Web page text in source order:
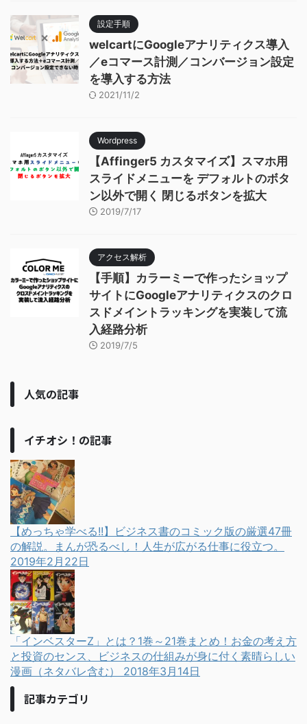
設定手順
welcartにGoogleアナリティクス導入
／eコマース計測／コンバージョン設定
を導入する方法
2021/11/2
Wordpress
【Affinger5 カスタマイズ】スマホ用
スライドメニューを デフォルトのボタ
ン以外で開く 閉じるボタンを拡大
2019/7/17
アクセス解析
【手順】カラーミーで作ったショップ
サイトにGoogleアナリティクスのクロ
スドメイントラッキングを実装して流
入経路分析
2019/7/5
人気の記事
イチオシ！の記事
【めっちゃ学べる!!】ビジネス書のコミック版の厳選47冊
の解説。まんが恐るべし！人生が広がる仕事に役立つ。
2019年2月22日
「インベスターZ」とは？1巻～21巻まとめ！お金の考え方
と投資のセンス、ビジネスの仕組みが身に付く素晴らしい
漫画（ネタバレ含む） 2018年3月14日
記事カテゴリ